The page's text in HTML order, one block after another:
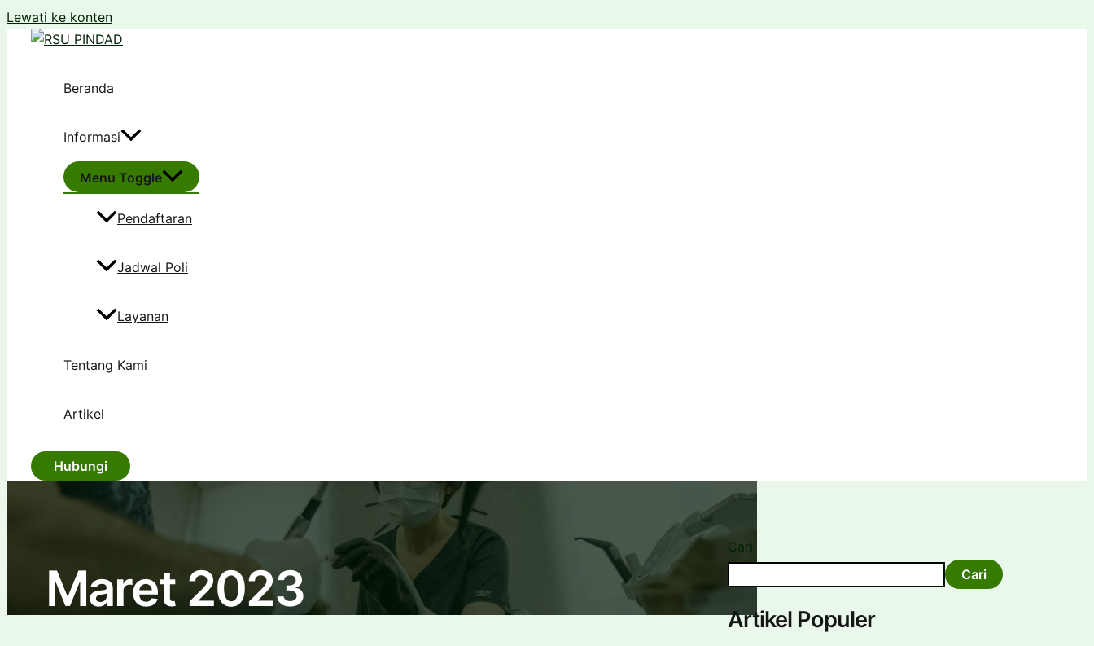
Lewati ke konten
Beranda
Informasi
Menu Toggle
Pendaftaran
Jadwal Poli
Layanan
Tentang Kami
Artikel
Hubungi
Maret 2023
Cari
Cari
Artikel Populer